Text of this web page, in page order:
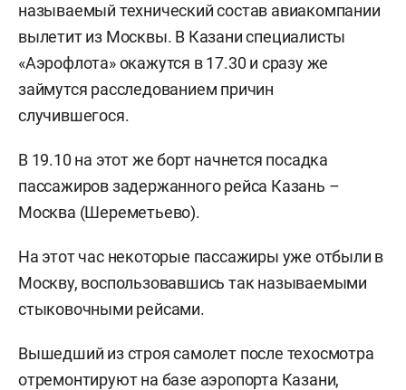
называемый технический состав авиакомпании
вылетит из Москвы. В Казани специалисты
«Аэрофлота» окажутся в 17.30 и сразу же
займутся расследованием причин
случившегося.
В 19.10 на этот же борт начнется посадка
пассажиров задержанного рейса Казань –
Москва (Шереметьево).
На этот час некоторые пассажиры уже отбыли в
Москву, воспользовавшись так называемыми
стыковочными рейсами.
Вышедший из строя самолет после техосмотра
отремонтируют на базе аэропорта Казани,